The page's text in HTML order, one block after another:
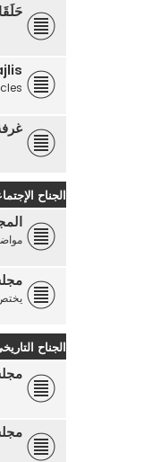
الجناح
الجناح